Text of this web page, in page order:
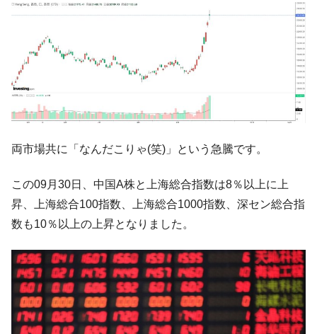
い「50.5％」に上昇
『Money1』
韓国大統領府ボンクラ政策室長が告発され
た ⇒ 国家が行った恐るべき株価操作であり、空前の国政壟
断
『Money1』
韓国･警察職員が「丸刈りになって抗議活
動」
国の過剰生産が世界を蝕む。
種は全般的「不調」⇒ PSIが示す現況は決して良くない。
『Money1』
【米韓激突案件】韓国消費者院が『クーパ
ン』1人当たり賠償10万ウォンを認定 ⇒ 総額3兆7,000億
『Money1』 韓国で猛暑。南東部では干ばつ
『Money1』
韓国型イージス搭載の次世代駆逐艦
「KDDX」1番艦、2032年竣工と公示
『Money1』
【対日本円】ウォン安が急進！ 日米の協調
に韓国がいっちょがみしたのでは。
両市場共に「なんだこりゃ(笑)」という急騰です。
この09月30日、中国A株と上海総合指数は8％以上に上
昇、上海総合100指数、上海総合1000指数、深セン総合指
数も10％以上の上昇となりました。